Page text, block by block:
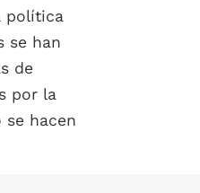
política
se han
de
por la
hacen